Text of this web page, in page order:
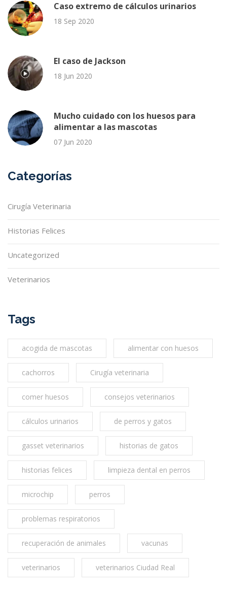
Caso extremo de cálculos urinarios
18 Sep 2020
El caso de Jackson
18 Jun 2020
Mucho cuidado con los huesos para
alimentar a las mascotas
07 Jun 2020
Categorías
Cirugía Veterinaria
Historias Felices
Uncategorized
Veterinarios
Tags
acogida de mascotas alimentar con huesos
cachorros Cirugía veterinaria
comer huesos consejos veterinarios
cálculos urinarios de perros y gatos
gasset veterinarios historias de gatos
historias felices limpieza dental en perros
microchip perros
problemas respiratorios
recuperación de animales vacunas
veterinarios veterinarios Ciudad Real